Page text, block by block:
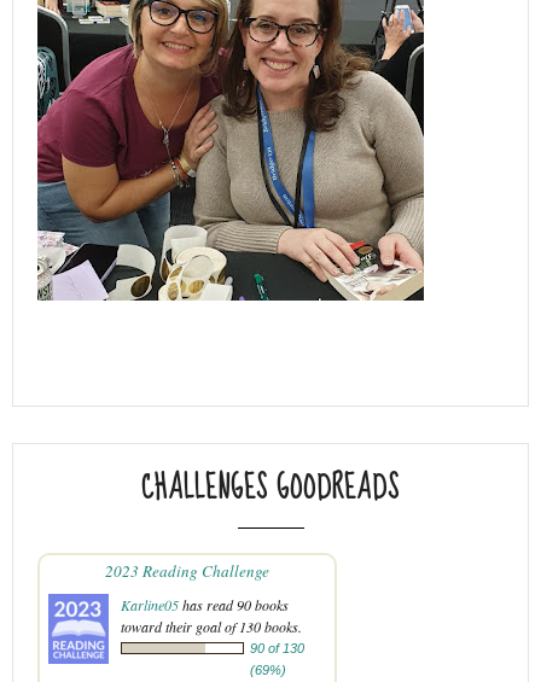
CHALLENGES GOODREADS
2023 Reading Challenge
Karline05has read 90 books
toward their goal of 130 books.
90 of 130
(69%)